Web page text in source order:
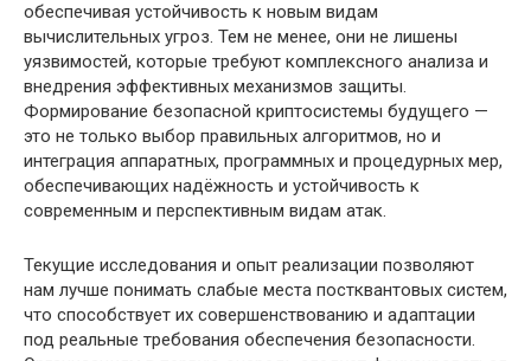
обеспечивая устойчивость к новым видам
вычислительных угроз. Тем не менее, они не лишены
уязвимостей, которые требуют комплексного анализа и
внедрения эффективных механизмов защиты.
Формирование безопасной криптосистемы будущего —
это не только выбор правильных алгоритмов, но и
интеграция аппаратных, программных и процедурных мер,
обеспечивающих надёжность и устойчивость к
современным и перспективным видам атак.
Текущие исследования и опыт реализации позволяют
нам лучше понимать слабые места постквантовых систем,
что способствует их совершенствованию и адаптации
под реальные требования обеспечения безопасности.